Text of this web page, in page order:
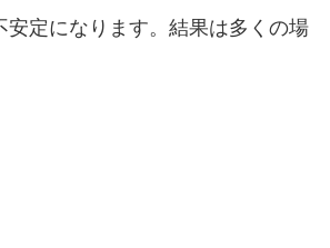
定になります。結果は多くの場